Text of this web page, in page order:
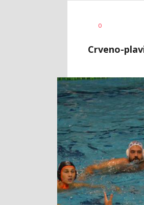
AUTOR
0
Crveno-